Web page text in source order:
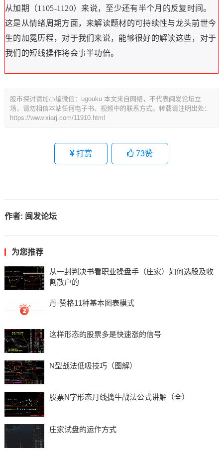
从加期（1105-1120）来说，至少还有半个月的反复时间。
这是从情绪周期方面，来解读题材的可持续性与龙头前世今
生的加冕历程，对于我们来说，能够很好的解读这些，对于
我们的短线操作将会事半功倍。
股市探讨请加小编微信：ugouku 本文来自网络，不代表闽发论坛立
场，请勿相信本站任何电子书、视频中的联系方式。转载请注明出处：
https://www.xiarj.com/11910.html
打赏 73赞
作者: 闽发论坛
为您推荐
从一封判决书看职业操盘手（庄家）如何选股及收
割散户的
丹·赞格11种基本图表模式
这样形态的股票多是快速涨的信号
N型战法低吸技巧（图解）
股票N字形态月线擒牛战法公式讲解（全）
庄家试盘的运作方式